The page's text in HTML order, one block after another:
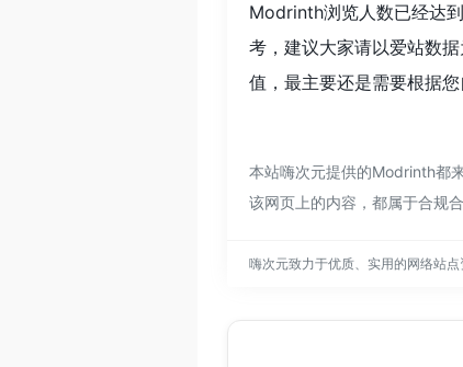
Modrinth浏览人数已经达
考，建议大家请以爱站数
值，最主要还是需要根据
本站嗨次元提供的Modrinth都
该网页上的内容，都属于合规
嗨次元致力于优质、实用的网络站点